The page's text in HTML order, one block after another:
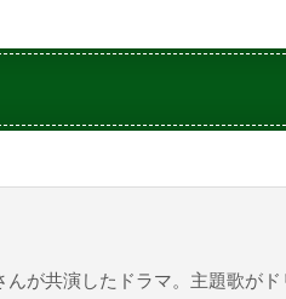
が共演したドラマ。主題歌が